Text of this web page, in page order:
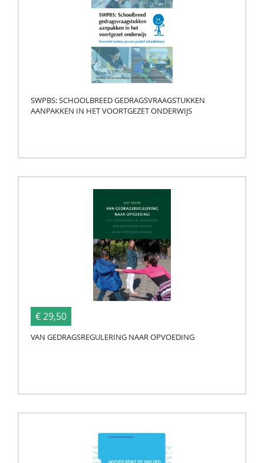
SWPBS: SCHOOLBREED GEDRAGSVRAAGSTUKKEN
AANPAKKEN IN HET VOORTGEZET ONDERWIJS
€ 29,50
VAN GEDRAGSREGULERING NAAR OPVOEDING